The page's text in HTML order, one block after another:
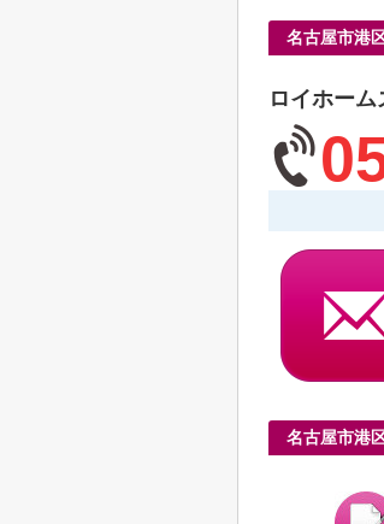
名古屋市港
ロイホーム
名古屋市港